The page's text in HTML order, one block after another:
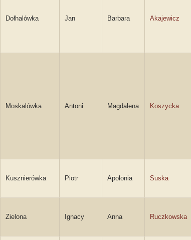
Dołhalówka Jan Barbara Akajewicz
Moskalówka Antoni Magdalena Koszycka
Kusznierówka Piotr Apolonia Suska
Zielona Ignacy Anna Ruczkowska